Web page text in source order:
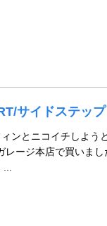
サイドステップ
ンとニコイチしよう
ージ本店で買いまし